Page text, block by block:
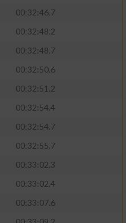
00:32:46.7
00:32:48.2
00:32:48.7
00:32:50.6
00:32:51.2
00:32:54.4
00:32:54.7
00:32:55.7
00:33:02.3
00:33:02.4
00:33:07.6